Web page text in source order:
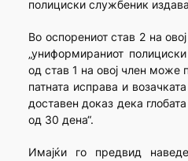
полициски службеник
Во оспорениот став 2 на
„униформираниот
од став 1 на овој член
патната исправа и
доставен доказ дека
од 30 дена“.
Имајќи го предвид